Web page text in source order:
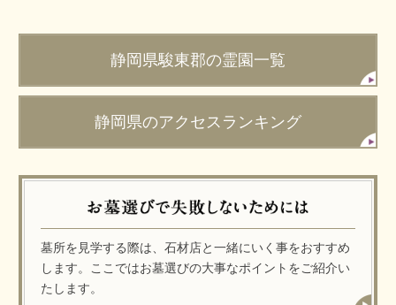
静岡県駿東郡の霊園一覧
静岡県のアクセスランキング
墓所を見学する際は、石材店と一緒にいく事をおすすめ
します。ここではお墓選びの大事なポイントをご紹介い
たします。